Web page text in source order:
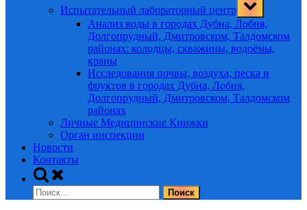
Испытательный лабораторный центр
sub-
menu
Анализ воды в городах Дубна, Лобня,
Долгопрудный, Дмитровском, Талдомском
районах: колодцы, скважины, водоёмы,
краны
Исследования почвы, воздуха, песка и
фруктов в городах Дубна, Лобня,
Долгопрудный, Дмитровском, Талдомском
районах
Личные Медицинские Книжки
Орган инспекции
Новости
Контакты
Toggle
search
form
Найти: